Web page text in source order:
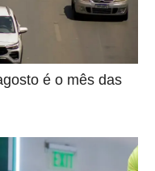
é o mês das